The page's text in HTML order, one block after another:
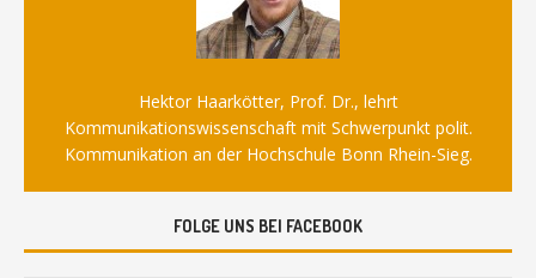
Hektor Haarkötter, Prof. Dr., lehrt
Kommunikationswissenschaft mit Schwerpunkt polit.
Kommunikation an der Hochschule Bonn Rhein-Sieg.
FOLGE UNS BEI FACEBOOK